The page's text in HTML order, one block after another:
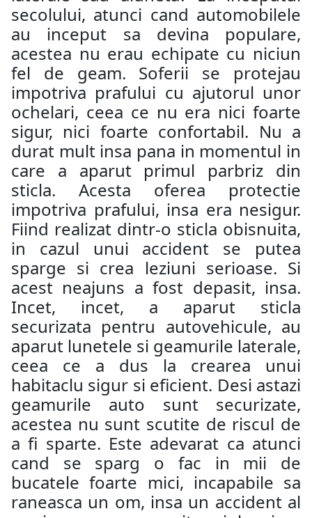
secolului, atunci cand automobilele
au inceput sa devina populare,
acestea nu erau echipate cu niciun
fel de geam. Soferii se protejau
impotriva prafului cu ajutorul unor
ochelari, ceea ce nu era nici foarte
sigur, nici foarte confortabil. Nu a
durat mult insa pana in momentul in
care a aparut primul parbriz din
sticla. Acesta oferea protectie
impotriva prafului, insa era nesigur.
Fiind realizat dintr-o sticla obisnuita,
in cazul unui accident se putea
sparge si crea leziuni serioase. Si
acest neajuns a fost depasit, insa.
Incet, incet, a aparut sticla
securizata pentru autovehicule, au
aparut lunetele si geamurile laterale,
ceea ce a dus la crearea unui
habitaclu sigur si eficient. Desi astazi
geamurile auto sunt securizate,
acestea nu sunt scutite de riscul de
a fi sparte. Este adevarat ca atunci
cand se sparg o fac in mii de
bucatele foarte mici, incapabile sa
raneasca un om, insa un accident al